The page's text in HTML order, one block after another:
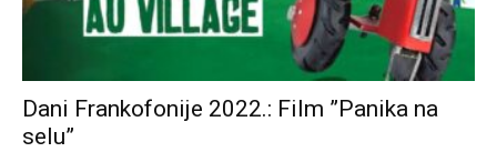
Dani Frankofonije 2022.: Film ”Panika na
selu”